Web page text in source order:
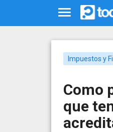
Impuestos y
Como
que